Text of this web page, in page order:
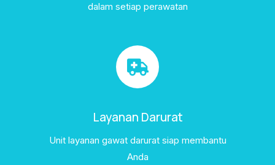
dalam setiap perawatan
Layanan Darurat
Unit layanan gawat darurat siap membantu
Anda